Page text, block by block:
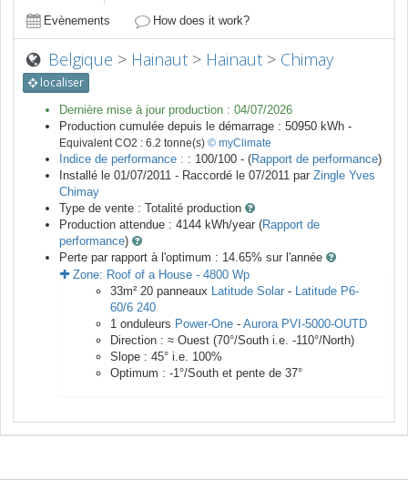
Evènements How does it work?
Belgique > Hainaut > Hainaut > Chimay
localiser
Dernière mise à jour production : 04/07/2026
Production cumulée depuis le démarrage : 50950 kWh -
Equivalent CO2 : 6.2 tonne(s) © myClimate
Indice de performance : : 100/100 - (Rapport de performance)
Installé le 01/07/2011 - Raccordé le 07/2011 par Zingle Yves
Chimay
Type de vente : Totalité production
Production attendue : 4144 kWh/year (Rapport de
performance)
Perte par rapport à l'optimum : 14.65% sur l'année
Zone: Roof of a House - 4800 Wp
33m² 20 panneaux Latitude Solar - Latitude P6-
60/6 240
1 onduleurs Power-One - Aurora PVI-5000-OUTD
Direction : ≈ Ouest (70°/South i.e. -110°/North)
Slope : 45° i.e. 100%
Optimum : -1°/South et pente de 37°